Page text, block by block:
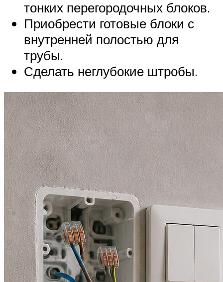
тонких перегородочных блоков.
Приобрести готовые блоки с
внутренней полостью для
трубы.
Сделать неглубокие штробы.